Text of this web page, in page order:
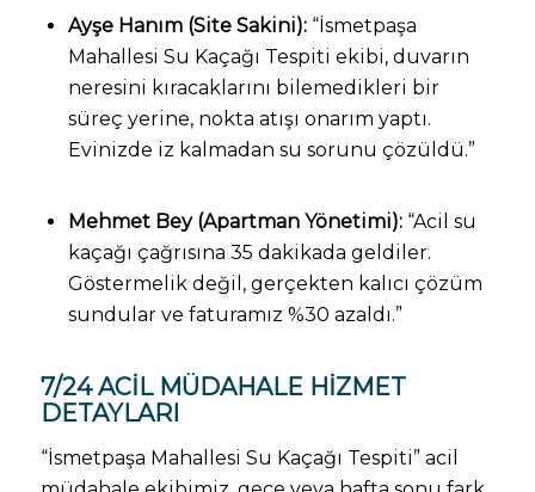
Ayşe Hanım (Site Sakini):“İsmetpaşa
Mahallesi Su Kaçağı Tespiti ekibi, duvarın
neresini kıracaklarını bilemedikleri bir
süreç yerine, nokta atışı onarım yaptı.
Evinizde iz kalmadan su sorunu çözüldü.”
Mehmet Bey (Apartman Yönetimi):“Acil su
kaçağı çağrısına 35 dakikada geldiler.
Göstermelik değil, gerçekten kalıcı çözüm
sundular ve faturamız %30 azaldı.”
7/24 ACIL MÜDAHALE HIZMET
DETAYLARI
“İsmetpaşa Mahallesi Su Kaçağı Tespiti” acil